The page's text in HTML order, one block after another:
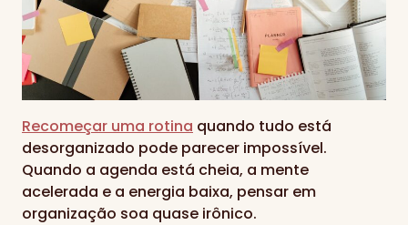
Recomeçar uma rotina quando tudo está
desorganizado pode parecer impossível.
Quando a agenda está cheia, a mente
acelerada e a energia baixa, pensar em
organização soa quase irônico.